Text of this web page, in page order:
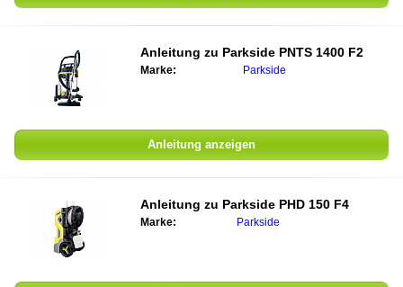
Anleitung zu Parkside PNTS 1400 F2
Marke: Parkside
Anleitung anzeigen
Anleitung zu Parkside PHD 150 F4
Marke: Parkside